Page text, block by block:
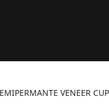
VENEER